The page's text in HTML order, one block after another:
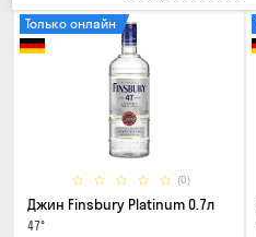
(0)
Только онлайн
Джин Finsbury Platinum 0.7л
47°